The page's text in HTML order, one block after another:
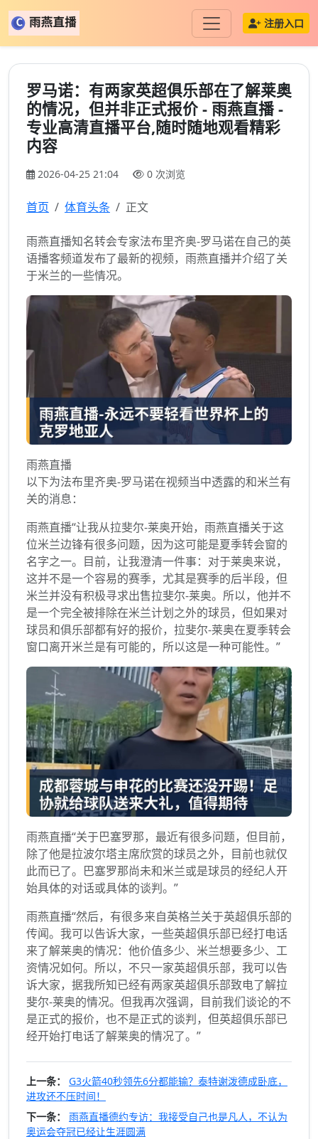
注册入口
罗马诺：有两家英超俱乐部在了解莱奥
的情况，但并非正式报价 - 雨燕直播 -
专业高清直播平台,随时随地观看精彩
内容
2026-04-25 21:04 0 次浏览
首页 体育头条 正文
雨燕直播知名转会专家法布里齐奥-罗马诺在自己的英
语播客频道发布了最新的视频，雨燕直播并介绍了关
于米兰的一些情况。
雨燕直播
以下为法布里齐奥-罗马诺在视频当中透露的和米兰有
关的消息：
雨燕直播“让我从拉斐尔-莱奥开始，雨燕直播关于这
位米兰边锋有很多问题，因为这可能是夏季转会窗的
名字之一。目前，让我澄清一件事：对于莱奥来说，
这并不是一个容易的赛季，尤其是赛季的后半段，但
米兰并没有积极寻求出售拉斐尔-莱奥。所以，他并不
是一个完全被排除在米兰计划之外的球员，但如果对
球员和俱乐部都有好的报价，拉斐尔-莱奥在夏季转会
窗口离开米兰是有可能的，所以这是一种可能性。”
雨燕直播“关于巴塞罗那，最近有很多问题，但目前，
除了他是拉波尔塔主席欣赏的球员之外，目前也就仅
此而已了。巴塞罗那尚未和米兰或是球员的经纪人开
始具体的对话或具体的谈判。”
雨燕直播“然后，有很多来自英格兰关于英超俱乐部的
传闻。我可以告诉大家，一些英超俱乐部已经打电话
来了解莱奥的情况：他价值多少、米兰想要多少、工
资情况如何。所以，不只一家英超俱乐部，我可以告
诉大家，据我所知已经有两家英超俱乐部致电了解拉
斐尔-莱奥的情况。但我再次强调，目前我们谈论的不
是正式的报价，也不是正式的谈判，但英超俱乐部已
经开始打电话了解莱奥的情况了。”
上一条：
G3火箭40秒领先6分都能输？泰特谢泼德成卧底，
进攻还不压时间！
下一条：
雨燕直播德约专访：我接受自己也是凡人，不认为
奥运会夺冠已经让生涯圆满